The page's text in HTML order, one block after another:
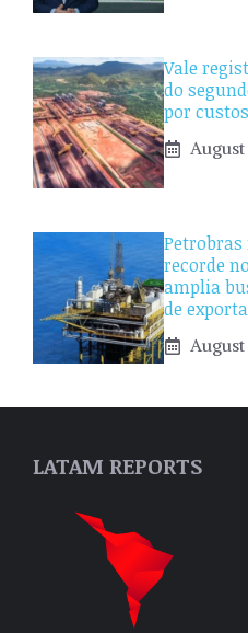
Vale
do
por
August
recorde
amplia
de
August
LATAM REPORTS